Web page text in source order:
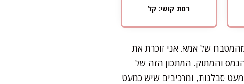
רמת קושי: קל
מהמטבח של אמא. אני זוכרת את
והמתוק. המתכון הזה של
מעט סבלנות, ומרכיבים שיש כמעט